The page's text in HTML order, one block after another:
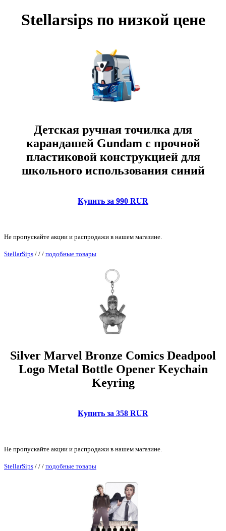
Stellarsips по низкой цене
Детская ручная точилка для
карандашей Gundam с прочной
пластиковой конструкцией для
школьного использования синий
Купить за 990 RUR
Не пропускайте акции и распродажи в нашем магазине.
StellarSips / / / подобные товары
Silver Marvel Bronze Comics Deadpool
Logo Metal Bottle Opener Keychain
Keyring
Купить за 358 RUR
Не пропускайте акции и распродажи в нашем магазине.
StellarSips / / / подобные товары